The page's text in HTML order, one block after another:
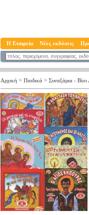
Η Εταιρεία Νέες εκδόσεις
Αρχική > Παιδικά > Συναξάρια - Βίοι